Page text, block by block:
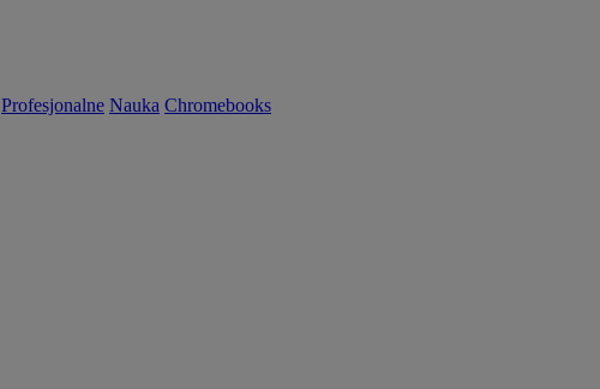
Profesjonalne Nauka Chromebooks